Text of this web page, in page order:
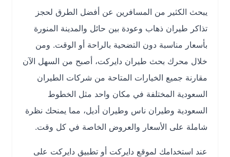
يبحث الكثير من المسافرين عن أفضل الطرق لحجز
تذاكر طيران ذهاب وعودة بين حائل والمدينة المنورة
بأسعار مناسبة دون التضحية بالراحة أو الوقت. ومن
خلال محرك بحث طيران دايركت، أصبح من السهل الآن
مقارنة جميع الخيارات المتاحة من شركات الطيران
السعودية المختلفة في مكان واحد مثل الخطوط
السعودية وطيران ناس وطيران أديل، مما يمنحك نظرة
شاملة على الأسعار والعروض الخاصة في كل وقت.
عند استخدامك لموقع دايركت أو تطبيق دايركت على